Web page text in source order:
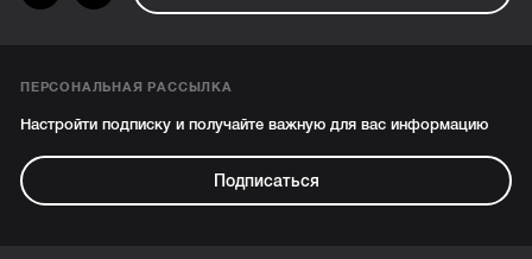
ПЕРСОНАЛЬНАЯ РАССЫЛКА
Настройти подписку и получайте важную для вас информацию
Подписаться